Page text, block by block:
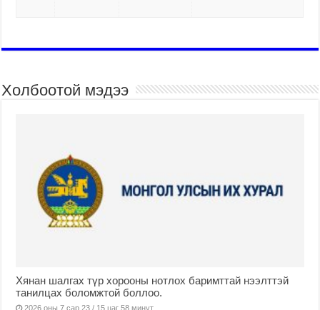
Холбоотой мэдээ
Хянан шалгах түр хорооны нотлох баримттай нээлттэй
танилцах боломжтой боллоо.
2026 оны 7 сар 23 / 15 цаг 58 минут